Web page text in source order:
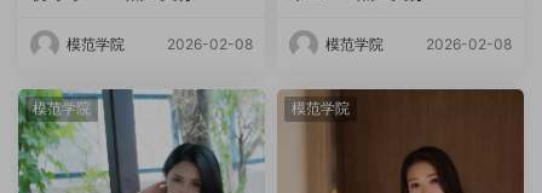
模范学院 2026-02-08 模范学院 2026-02-08
模范学院 模范学院